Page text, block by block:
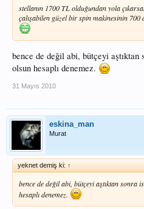
stellanın 1700 TL olduğundan yola
çalışabilen güzel bir spin makinesinin 700
bence de değil abi, bütçeyi
olsun hesaplı denemez.
31 Mayıs 2010
eskina_man
Murat
yeknet demiş ki: ↑
bence de değil abi, bütçeyi aştıktan
hesaplı denemez.